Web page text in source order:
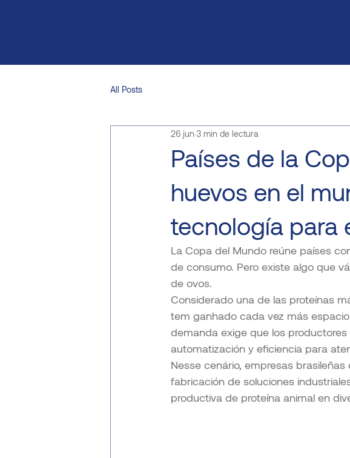
All Posts
Países de la
huevos en el
tecnología para
26 jun3 min de lectura
La Copa del Mundo reúne países
de consumo. Pero existe algo que
de ovos.
Considerado una de las proteínas
tem ganhado cada vez más
demanda exige que los
automatización y eficiencia para
Nesse cenário, empresas
fabricación de soluciones
productiva de proteína animal en